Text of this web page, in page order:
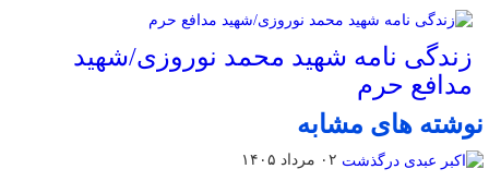
زندگی نامه شهید محمد نوروزی/شهید
مدافع حرم
نوشته های مشابه
۰۲ مرداد ۱۴۰۵